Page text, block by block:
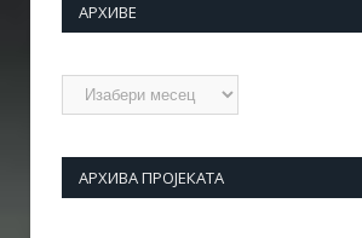
АРХИВЕ
Архиве
АРХИВА ПРОЈЕКАТА